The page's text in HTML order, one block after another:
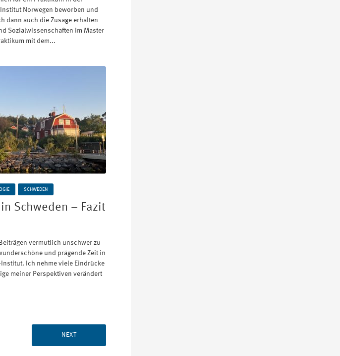
Norwegen beworben und
dann auch die Zusage erhalten
Sozialwissenschaften im Master
mit dem...
SCHWEDEN
Schweden – Fazit
vermutlich unschwer zu
und prägende Zeit in
Ich nehme viele Eindrücke
meiner Perspektiven verändert
NEXT